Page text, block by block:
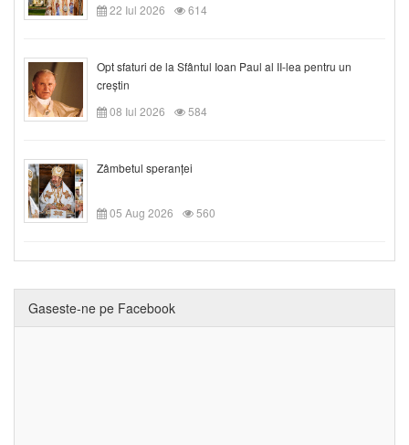
22 Iul 2026
614
Opt sfaturi de la Sfântul Ioan Paul al II-lea pentru un
creștin
08 Iul 2026
584
Zâmbetul speranței
05 Aug 2026 560
Gaseste-ne pe Facebook